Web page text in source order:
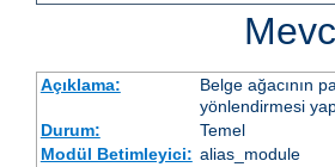
Açıklama:
Belge ağacının
yönlendirmesi
Durum:
Temel
Modül Betimleyici: alias_module